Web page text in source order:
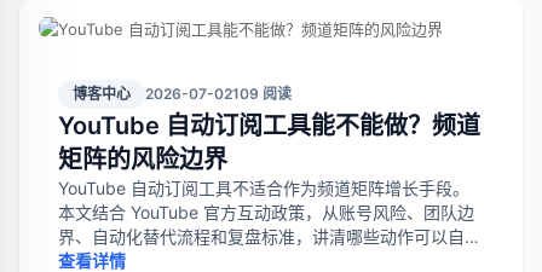
博客中心 2026-07-02109 阅读
YouTube 自动订阅工具能不能做？频道
矩阵的风险边界
YouTube 自动订阅工具不适合作为频道矩阵增长手段。
本文结合 YouTube 官方互动政策，从账号风险、团队边
界、自动化替代流程和复盘标准，讲清哪些动作可以自动
化，哪些动作应停止。
查看详情